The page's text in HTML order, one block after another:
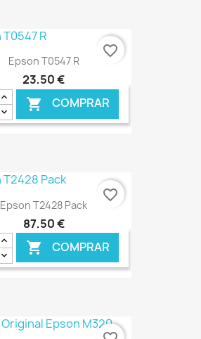
Epson T0547 R
23,50 €
 COMPRAR
€ ONLINE
favorite_border
Epson T2428 Pack
87,50 €
 COMPRAR
€ ONLINE
favorite_border